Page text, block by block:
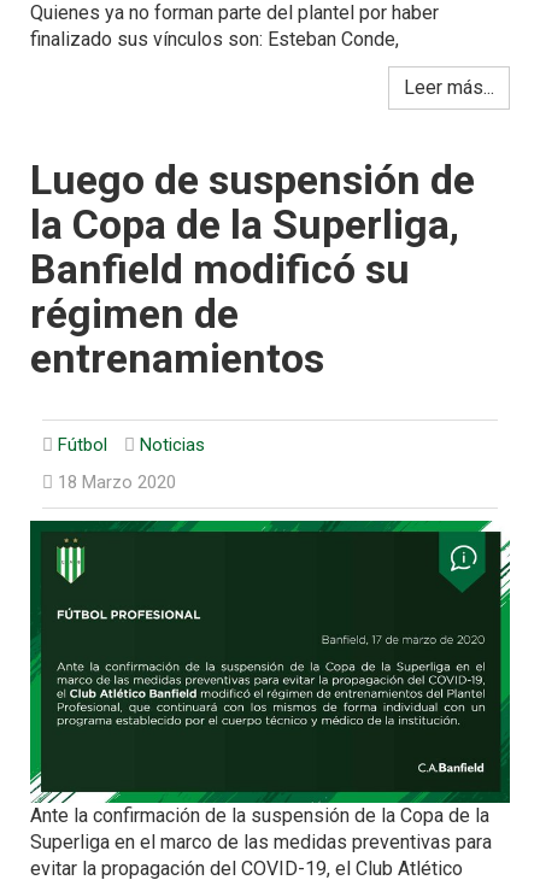
Quienes ya no forman parte del plantel por haber
finalizado sus vínculos son: Esteban Conde,
Leer más...
Luego de suspensión de
la Copa de la Superliga,
Banfield modificó su
régimen de
entrenamientos
Fútbol
Noticias
18 Marzo 2020
Ante la confirmación de la suspensión de la Copa de la
Superliga en el marco de las medidas preventivas para
evitar la propagación del COVID-19, el Club Atlético